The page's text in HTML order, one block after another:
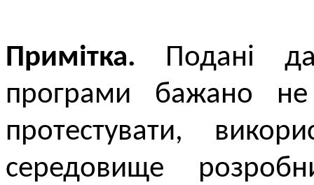
Примітка. Подані
програми бажано
протестувати,
середовище